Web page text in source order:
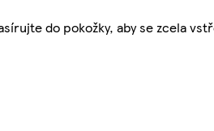
do pokožky, aby se zcela